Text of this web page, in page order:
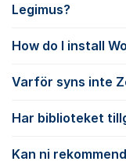
Legimus?
How do I install
Varför syns inte
Har biblioteket
Kan ni